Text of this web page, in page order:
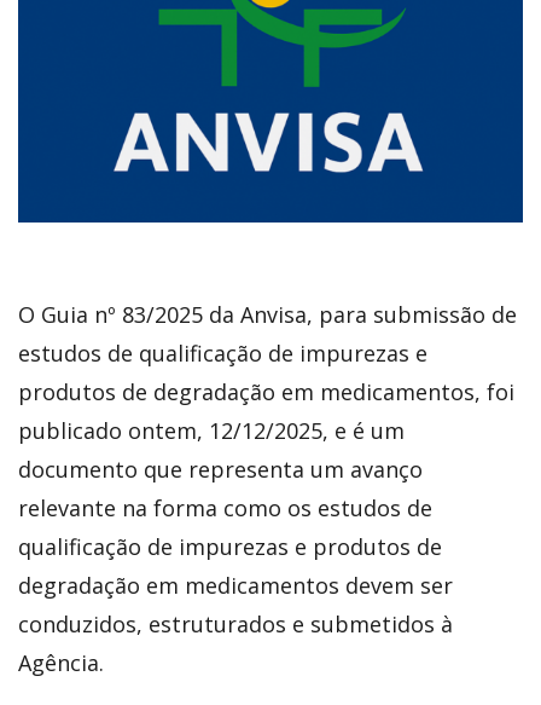
O Guia nº 83/2025 da Anvisa, para submissão de
estudos de qualificação de impurezas e
produtos de degradação em medicamentos, foi
publicado ontem, 12/12/2025, e é um
documento que representa um avanço
relevante na forma como os estudos de
qualificação de impurezas e produtos de
degradação em medicamentos devem ser
conduzidos, estruturados e submetidos à
Agência.